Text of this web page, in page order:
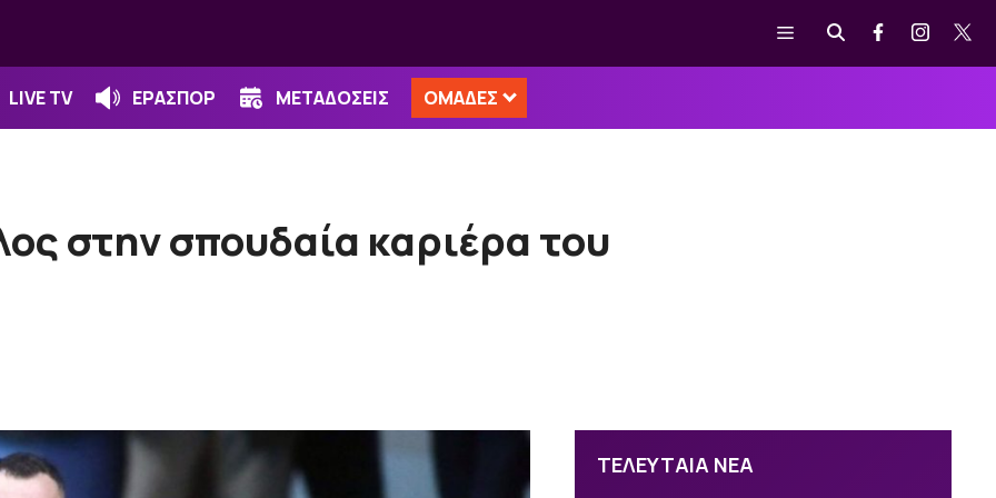
Μενού
LIVE TV ΕΡΑΣΠΟΡ ΜΕΤΑΔΟΣΕΙΣ ΟΜΑΔΕΣ
στην σπουδαία καριέρα του
ΤΕΛΕΥΤΑΙΑ ΝΕΑ